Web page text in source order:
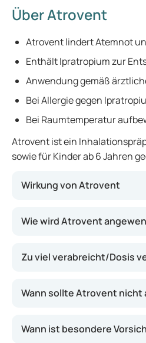
Über Atrovent
Atrovent lindert Atemnot
Enthält Ipratropium zur
Anwendung gemäß
Bei Allergie gegen
Bei Raumtemperatur
Atrovent ist ein
sowie für Kinder ab 6 Jahren
Wirkung von Atrovent
Wie wird Atrovent
Zu viel verabreicht/Dosis
Wann sollte Atrovent
Wann ist besondere